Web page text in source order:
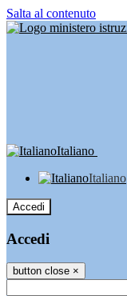
Salta al contenuto
Italiano
Italiano
Accedi
Accedi
button close ×